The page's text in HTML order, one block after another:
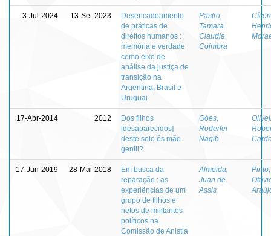
3-Jul-2024 13-Set-2023
Desencadeamento
de práticas de
direitos humanos :
memória e verdade
como eixo de
análise da justiça de
transição na
Argentina, Brasil e
Uruguai
Pastro,
Tamara
Claudia
Coimbra
17-Abr-2014 2012
Dos filhos
[desaparecidos]
deste solo és mãe
gentil?
Góes,
Roderlei
Nagib
17-Jun-2019 28-Mai-2018
Em busca da
reparação : as
experiências de um
grupo de filhos e
netos de militantes
políticos na
Comissão de Anistia
Almeida,
Juan de
Assis